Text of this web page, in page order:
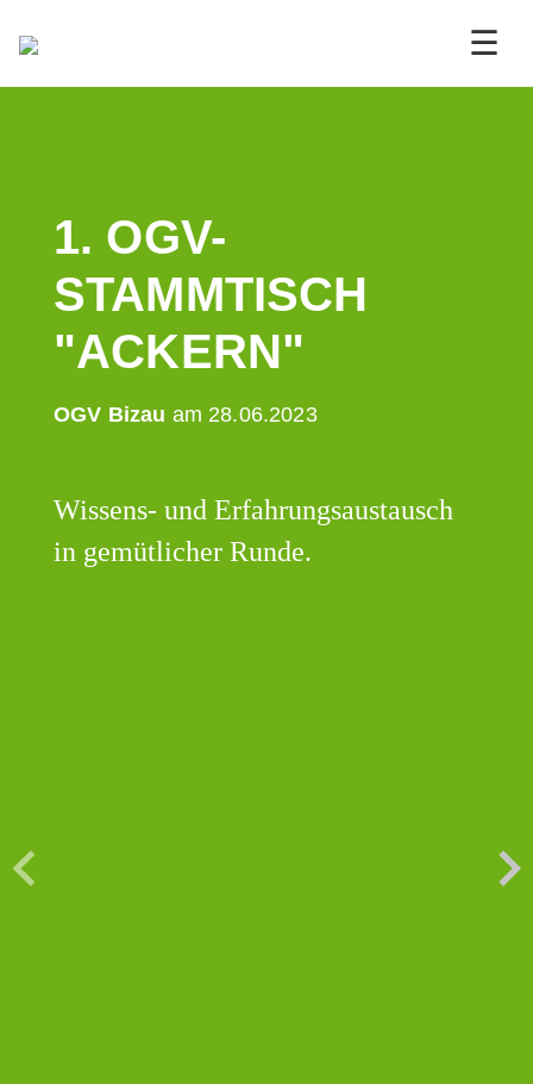
☰
1. OGV-
STAMMTISCH
"ACKERN"
OGV Bizau am 28.06.2023
Wissens- und Erfahrungsaustausch
in gemütlicher Runde.